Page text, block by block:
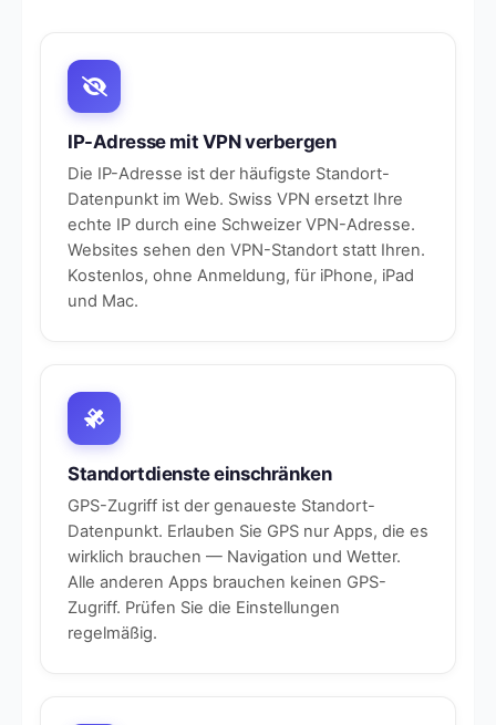
IP-Adresse mit VPN verbergen
Die IP-Adresse ist der häufigste Standort-
Datenpunkt im Web. Swiss VPN ersetzt Ihre
echte IP durch eine Schweizer VPN-Adresse.
Websites sehen den VPN-Standort statt Ihren.
Kostenlos, ohne Anmeldung, für iPhone, iPad
und Mac.
Standortdienste einschränken
GPS-Zugriff ist der genaueste Standort-
Datenpunkt. Erlauben Sie GPS nur Apps, die es
wirklich brauchen — Navigation und Wetter.
Alle anderen Apps brauchen keinen GPS-
Zugriff. Prüfen Sie die Einstellungen
regelmäßig.